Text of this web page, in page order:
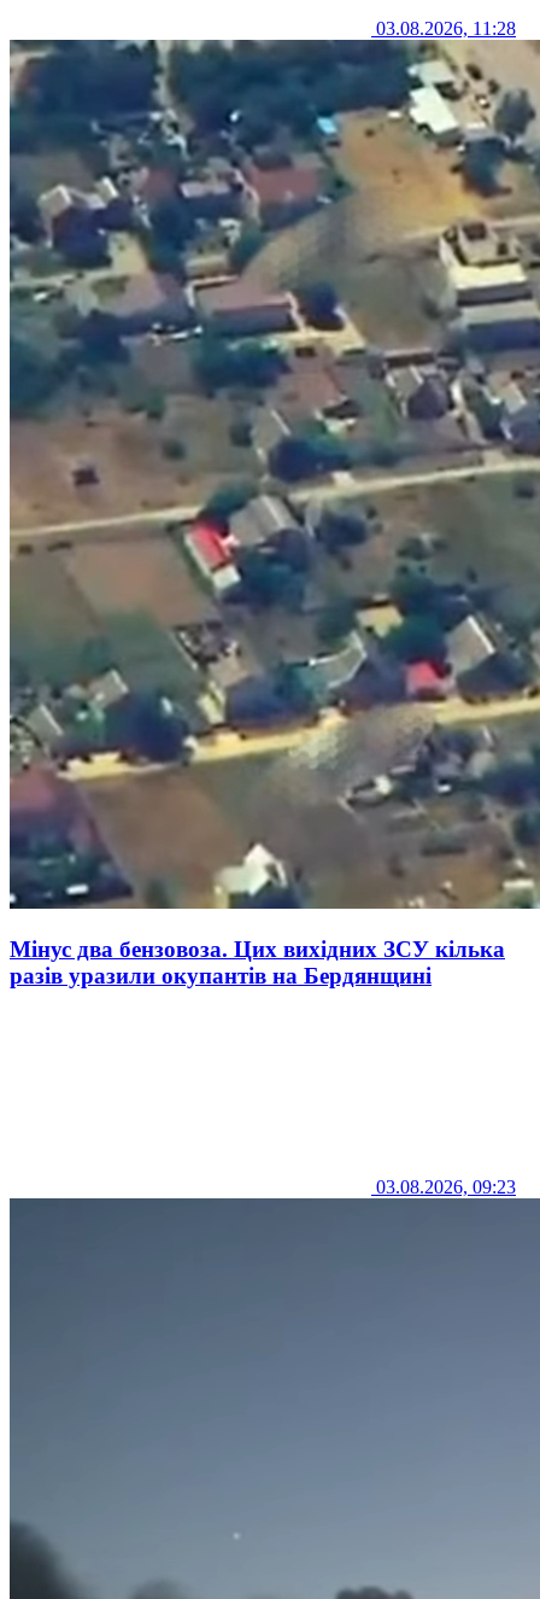
03.08.2026, 11:28
Мінус два бензовоза. Цих вихідних ЗСУ кілька
разів уразили окупантів на Бердянщині
03.08.2026, 09:23